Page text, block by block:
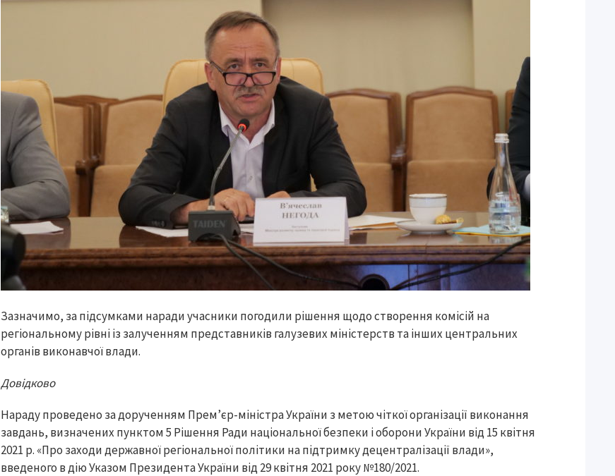
Зазначимо, за підсумками наради учасники погодили рішення щодо створення комісій на
регіональному рівні із залученням представників галузевих міністерств та інших центральних
органів виконавчої влади.
Довідково
Нараду проведено за дорученням Прем’єр-міністра України з метою чіткої організації виконання
завдань, визначених пунктом 5 Рішення Ради національної безпеки і оборони України від 15 квітня
2021 р. «Про заходи державної регіональної політики на підтримку децентралізації влади»,
введеного в дію Указом Президента України від 29 квітня 2021 року №180/2021.